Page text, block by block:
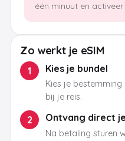
één minuut en
Zo werkt je eSIM
1 Kies je bundel
Kies je
bij je reis.
2 Ontvang direct
Na betaling sturen